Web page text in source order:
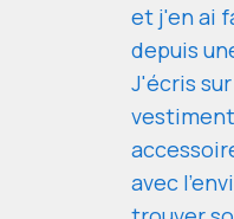
et j'en ai
depuis
J'écris
avec